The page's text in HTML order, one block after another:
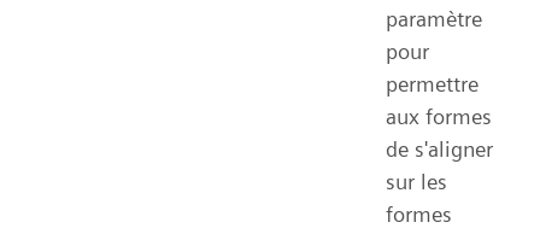
paramètre
pour
permettre
aux formes
de s'aligner
sur les
formes